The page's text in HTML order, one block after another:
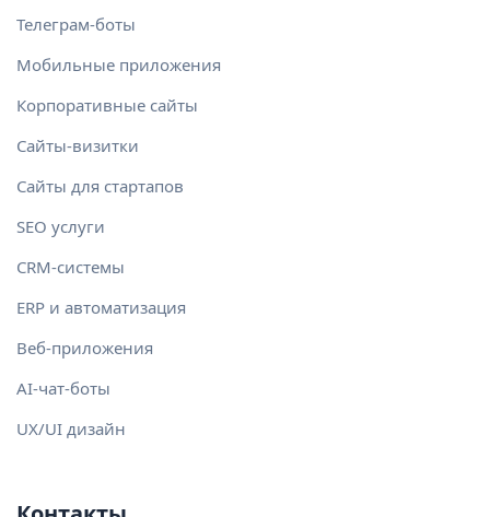
Телеграм-боты
Мобильные приложения
Корпоративные сайты
Сайты-визитки
Сайты для стартапов
SEO услуги
CRM-системы
ERP и автоматизация
Веб-приложения
AI-чат-боты
UX/UI дизайн